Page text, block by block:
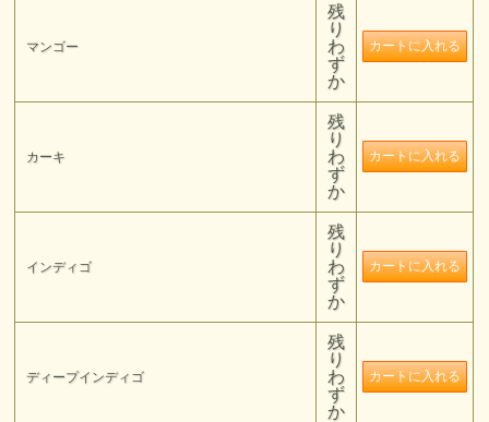
マンゴー
残
り
わ
ず
か
カーキ
残
り
わ
ず
か
インディゴ
残
り
わ
ず
か
ディープインディゴ
残
り
わ
ず
か